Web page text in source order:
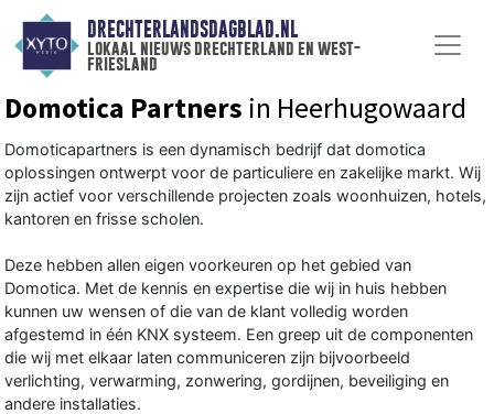
DRECHTERLANDSDAGBLAD.NL
lokaal nieuws drechterland en west-
friesland
Domotica Partners in Heerhugowaard
Domoticapartners is een dynamisch bedrijf dat domotica
oplossingen ontwerpt voor de particuliere en zakelijke markt. Wij
zijn actief voor verschillende projecten zoals woonhuizen, hotels,
kantoren en frisse scholen.
Deze hebben allen eigen voorkeuren op het gebied van
Domotica. Met de kennis en expertise die wij in huis hebben
kunnen uw wensen of die van de klant volledig worden
afgestemd in één KNX systeem. Een greep uit de componenten
die wij met elkaar laten communiceren zijn bijvoorbeeld
verlichting, verwarming, zonwering, gordijnen, beveiliging en
andere installaties.